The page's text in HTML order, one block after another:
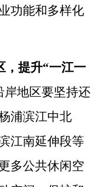
功能和多样化
，提升“一江一
岸地区要坚持还
浦滨江中北
江南延伸段等
多公共休闲空